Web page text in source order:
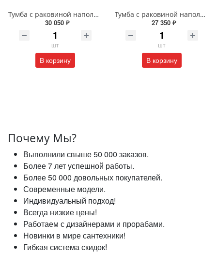
Тумба с раковиной напольная Alavann Cosmetic ALV1040000 100 см белая
30 050 ₽
шт
В корзину
Тумба с раковиной напольная Alavann Cosmetic 90 см ALV1038000 белая
27 350 ₽
шт
В корзину
Почему Мы?
Выполнили свыше 50 000 заказов.
Более 7 лет успешной работы.
Более 50 000 довольных покупателей.
Современные модели.
Индивидуальный подход!
Всегда низкие цены!
Работаем с дизайнерами и прорабами.
Новинки в мире сантехники!
Гибкая система скидок!